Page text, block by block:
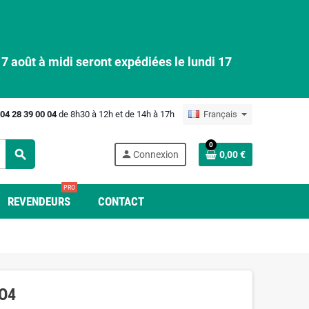
août à midi seront expédiées le lundi 17
04 28 39 00 04de 8h30 à 12h et de 14h à 17h Français
search person Connexion
0
0,00 €
REVENDEURS
PRO
CONTACT